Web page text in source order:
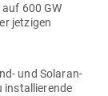
600 GW
jet­zigen
und Solar­an­
instal­lie­rende